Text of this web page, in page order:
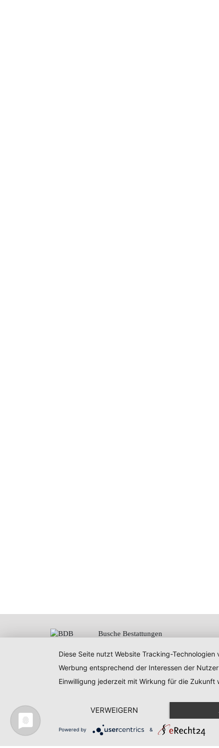
Busche Bestattungen
Martin Busche
37627 Stadtoldendorf
© Busche Bestattungen |Kontakt
Diese Seite nutzt Website Tracking-
Werbung entsprechend der Interessen der
Einwilligung jederzeit mit Wirkung für die Zukunft
VERWEIGERN
Powered by &